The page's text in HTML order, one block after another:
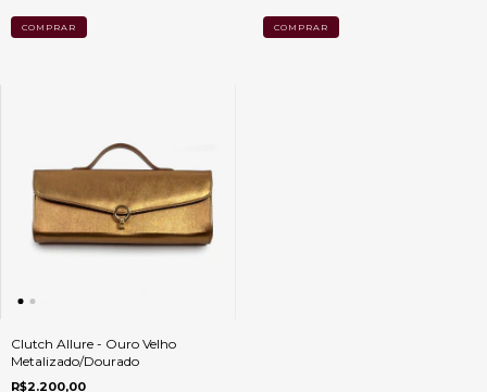
Clutch Allure - Ouro Velho
Metalizado/Dourado
R$2.200,00